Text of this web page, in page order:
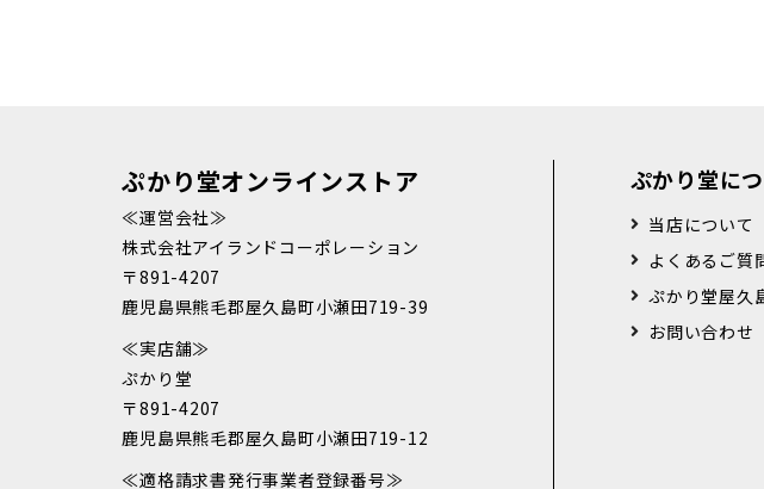
ぷかり堂オンラインストア
≪運営会社≫
株式会社アイランドコーポレーション
〒891-4207
鹿児島県熊毛郡屋久島町小瀬田719-39
≪実店舗≫
ぷかり堂
〒891-4207
鹿児島県熊毛郡屋久島町小瀬田719-12
≪適格請求書発行事業者登録番号≫
ぷかり堂に
当店について
よくあるご質
ぷかり堂屋久
お問い合わせ